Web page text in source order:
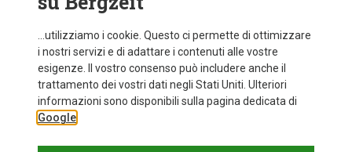
+9 Taglie
ONE SIZE
fino a 33%
...utilizziamo i cookie. Questo ci permette di ottimizzare
i nostri servizi e di adattare i contenuti alle vostre
esigenze. Il vostro consenso può includere anche il
trattamento dei vostri dati negli Stati Uniti. Ulteriori
informazioni sono disponibili sulla pagina dedicata di
Google